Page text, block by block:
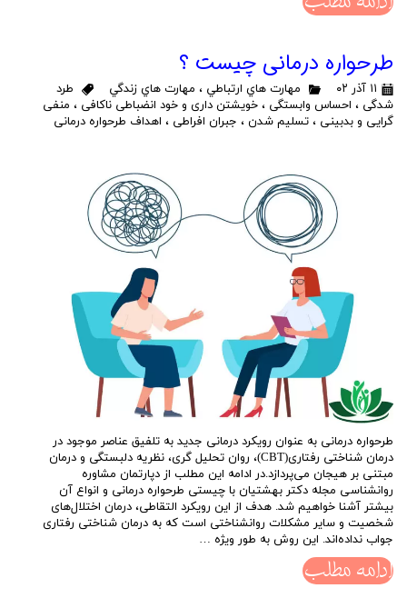
طرحواره درمانی چیست ؟
۱۱ آذر ۰۲ مهارت هاي ارتباطي ، مهارت هاي زندگي
طرد
شدگی ، احساس وابستگی ، خویشتن داری و خود انضباطی ناکافی ، منفی
گرایی و بدبینی ، تسلیم شدن ، جبران افراطی ، اهداف طرحواره درمانی
طرحواره درمانی به عنوان رویکرد درمانی جدید به تلفیق عناصر موجود در
درمان شناختی رفتاری(CBT)، روان تحلیل گری، نظریه دلبستگی و درمان
مبتنی بر هیجان می‌پردازد.در ادامه این مطلب از دپارتمان مشاوره
روانشناسی مجله دکتر بهشتیان با چیستی طرحواره درمانی و انواع آن
بیشتر آشنا خواهیم شد. هدف از این رویکرد التقاطی، درمان اختلال‌های
شخصیت و سایر مشکلات روانشناختی است که به درمان شناختی رفتاری
جواب نداده‌اند. این روش به طور ویژه …
ادامه مطلب